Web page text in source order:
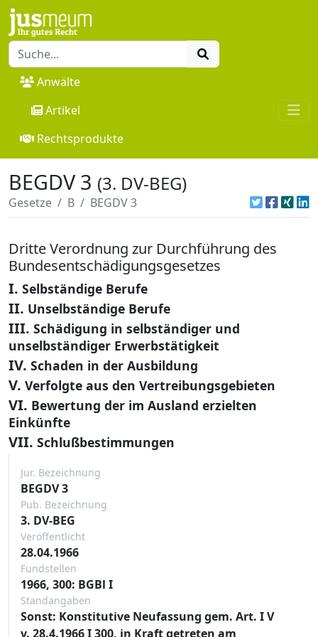
Anwälte
Artikel
Rechtsprodukte
BEGDV 3 (3. DV-BEG)
Gesetze B BEGDV 3
Dritte Verordnung zur Durchführung des
Bundesentschädigungsgesetzes
I. Selbständige Berufe
II. Unselbständige Berufe
III. Schädigung in selbständiger und
unselbständiger Erwerbstätigkeit
IV. Schaden in der Ausbildung
V. Verfolgte aus den Vertreibungsgebieten
VI. Bewertung der im Ausland erzielten
Einkünfte
VII. Schlußbestimmungen
Jur. Bezeichnung
BEGDV 3
Pub. Bezeichnung
3. DV-BEG
Veröffentlicht
28.04.1966
Fundstellen
1966, 300: BGBl I
Standangaben
Sonst: Konstitutive Neufassung gem. Art. I V
v. 28.4.1966 I 300, in Kraft getreten am